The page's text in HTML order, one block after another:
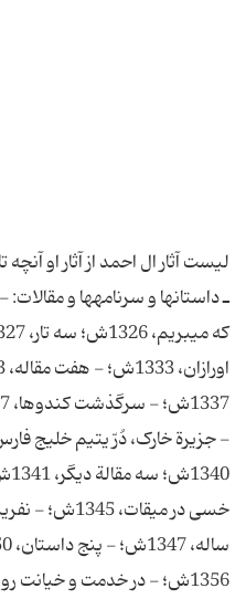
لیست آثار ال احمد از آثار او